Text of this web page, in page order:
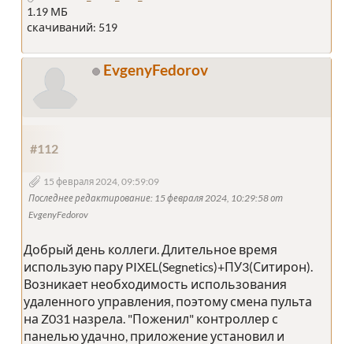
1.19 МБ
скачиваний: 519
EvgenyFedorov
#112
15 февраля 2024, 09:59:09
Последнее редактирование: 15 февраля 2024, 10:29:58 от
EvgenyFedorov
Добрый день коллеги. Длительное время
использую пару PIXEL(Segnetics)+ПУ3(Ситирон).
Возникает необходимость использования
удаленного управления, поэтому смена пульта
на Z031 назрела. "Поженил" контроллер с
панелью удачно, приложение установил и